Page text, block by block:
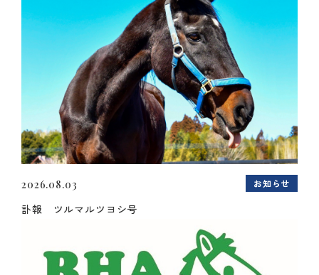
2026.08.03 お知らせ
訃報 ツルマルツヨシ号